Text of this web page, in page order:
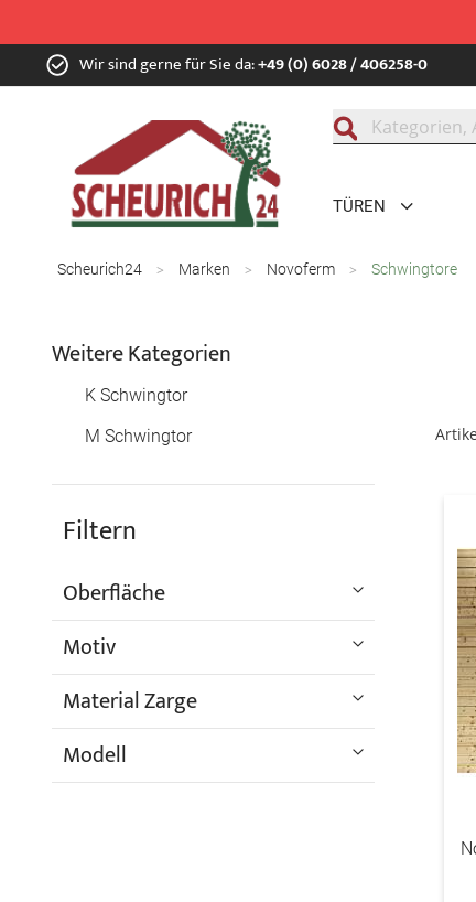
Zum
Inhalt Wir sind gerne für Sie da:+49 (0) 6028 / 406258-0
TÜREN
Scheurich24 Marken Novoferm Schwingtore
Filtern
Oberfläche
Motiv
Material Zarge
Modell
Weitere Kategorien
K Schwingtor
M Schwingtor